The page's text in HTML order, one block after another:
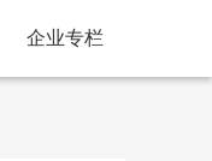
企业专栏